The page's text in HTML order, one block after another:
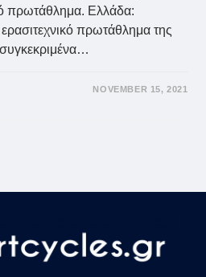
πρωτάθλημα. Ελλάδα:
πρωτάθλημα της
NOVEMBER 15, 2021